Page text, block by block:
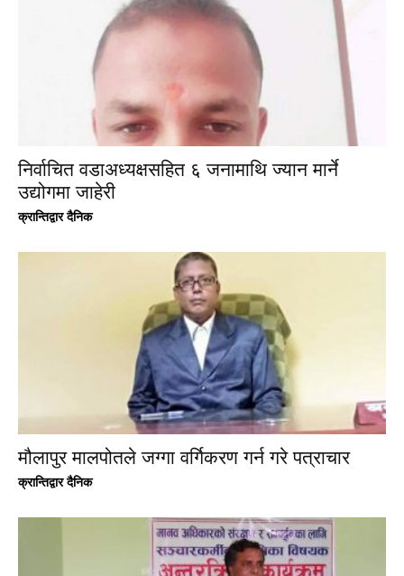
निर्वाचित वडाअध्यक्षसहित ६ जनामाथि ज्यान मार्ने
उद्योगमा जाहेरी
क्रान्तिद्वार दैनिक
मौलापुर मालपोतले जग्गा वर्गिकरण गर्न गरे पत्राचार
क्रान्तिद्वार दैनिक